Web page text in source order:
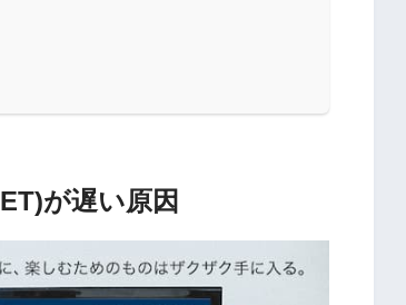
が遅い原因